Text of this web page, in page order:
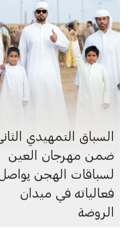
السباق التمهيدي الثاني
ضمن مهرجان العين
لسباقات الهجن يواصل
فعالياته في ميدان
الروضة